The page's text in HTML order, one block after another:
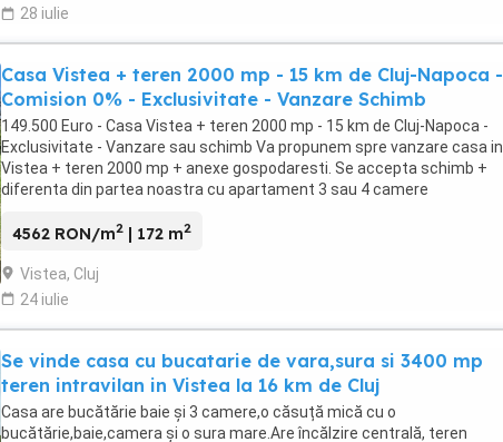
28 iulie
Casa Vistea + teren 2000 mp - 15 km de Cluj-Napoca -
Comision 0% - Exclusivitate - Vanzare Schimb
149.500 Euro - Casa Vistea + teren 2000 mp - 15 km de Cluj-Napoca -
Exclusivitate - Vanzare sau schimb Va propunem spre vanzare casa in
Vistea + teren 2000 mp + anexe gospodaresti. Se accepta schimb +
diferenta din partea noastra cu apartament 3 sau 4 camere
4562 RON/m2 | 172 m2
Vistea, Cluj
24 iulie
Se vinde casa cu bucatarie de vara,sura si 3400 mp
teren intravilan in Vistea la 16 km de Cluj
Casa are bucătărie baie și 3 camere,o căsuță mică cu o
bucătărie,baie,camera și o sura mare.Are încălzire centrală, teren